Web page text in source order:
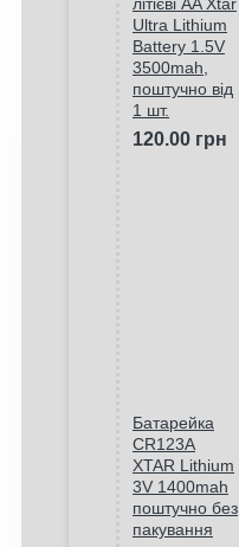
Ultra Lithium
Battery 1.5V
3500mah,
поштучно від
1 шт.
120.00 грн
Батарейка
CR123A
XTAR Lithium
3V 1400mah
поштучно без
пакування